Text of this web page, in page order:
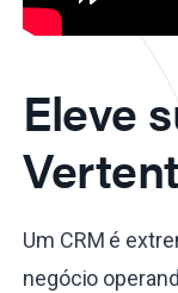
Eleve
Um CRM é
negócio